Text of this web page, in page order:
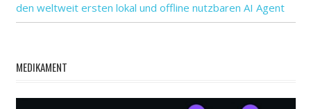
den weltweit ersten lokal und offline nutzbaren AI Agent
MEDIKAMENT